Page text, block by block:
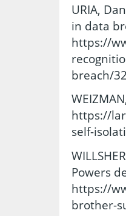
URIA,
in data
https://
breach/
https://
self-
Powers
https://
brother-